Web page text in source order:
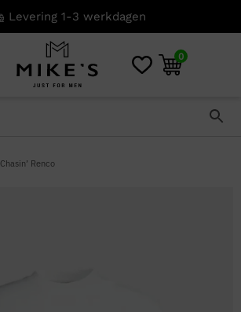
Levering 1-3 werkdagen
0
Chasin’ Renco